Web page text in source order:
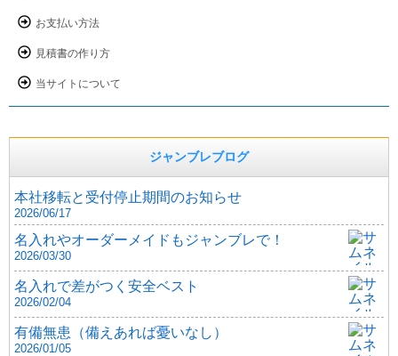
お支払い方法
見積書の作り方
当サイトについて
ジャンブレブログ
本社移転と受付停止期間のお知らせ
2026/06/17
名入れやオーダーメイドもジャンブレで！
2026/03/30
名入れで差がつく安全ベスト
2026/02/04
有備無患（備えあれば憂いなし）
2026/01/05